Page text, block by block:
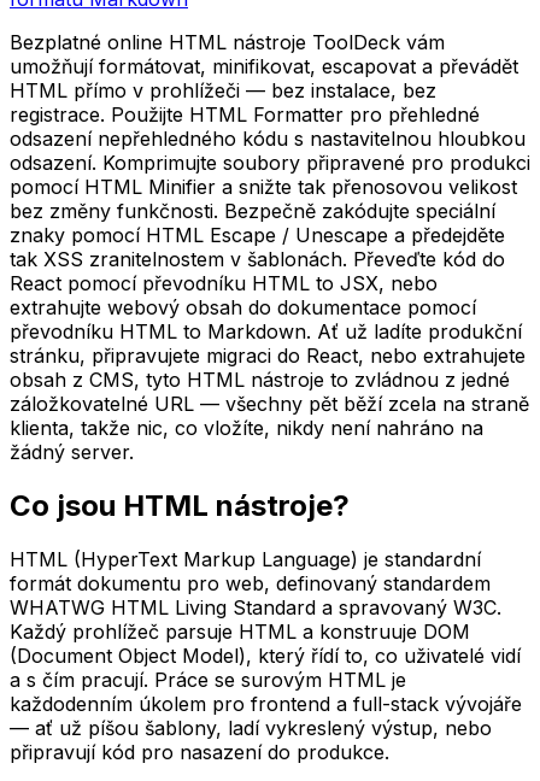
Bezplatné online HTML nástroje ToolDeck vám
umožňují formátovat, minifikovat, escapovat a převádět
HTML přímo v prohlížeči — bez instalace, bez
registrace. Použijte HTML Formatter pro přehledné
odsazení nepřehledného kódu s nastavitelnou hloubkou
odsazení. Komprimujte soubory připravené pro produkci
pomocí HTML Minifier a snižte tak přenosovou velikost
bez změny funkčnosti. Bezpečně zakódujte speciální
znaky pomocí HTML Escape / Unescape a předejděte
tak XSS zranitelnostem v šablonách. Převeďte kód do
React pomocí převodníku HTML to JSX, nebo
extrahujte webový obsah do dokumentace pomocí
převodníku HTML to Markdown. Ať už ladíte produkční
stránku, připravujete migraci do React, nebo extrahujete
obsah z CMS, tyto HTML nástroje to zvládnou z jedné
záložkovatelné URL — všechny pět běží zcela na straně
klienta, takže nic, co vložíte, nikdy není nahráno na
žádný server.
Co jsou HTML nástroje?
HTML (HyperText Markup Language) je standardní
formát dokumentu pro web, definovaný standardem
WHATWG HTML Living Standard a spravovaný W3C.
Každý prohlížeč parsuje HTML a konstruuje DOM
(Document Object Model), který řídí to, co uživatelé vidí
a s čím pracují. Práce se surovým HTML je
každodenním úkolem pro frontend a full-stack vývojáře
— ať už píšou šablony, ladí vykreslený výstup, nebo
připravují kód pro nasazení do produkce.